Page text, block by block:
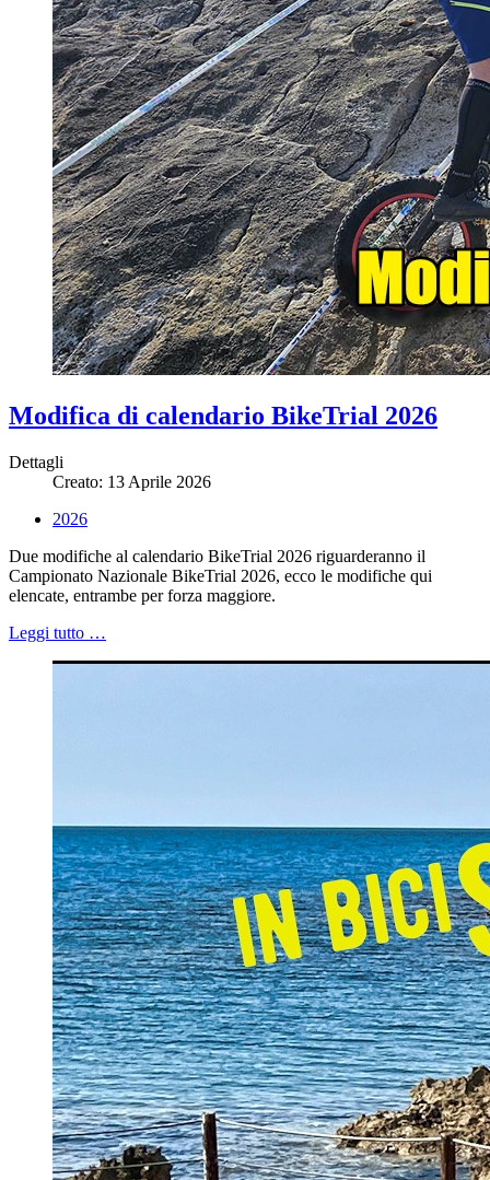
Modifica di calendario BikeTrial 2026
Dettagli
Creato: 13 Aprile 2026
2026
Due modifiche al calendario BikeTrial 2026 riguarderanno il
Campionato Nazionale BikeTrial 2026, ecco le modifiche qui
elencate, entrambe per forza maggiore.
Leggi tutto …